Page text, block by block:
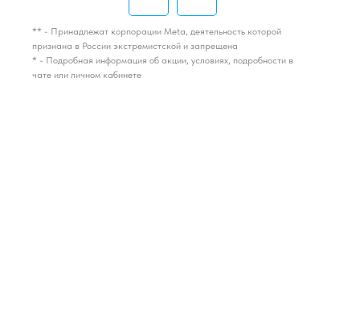
** - Принадлежат корпорации Meta, деятельность которой
признана в России экстремистской и запрещена
* - Подробная информация об акции, условиях, подробности в
чате или личном кабинете